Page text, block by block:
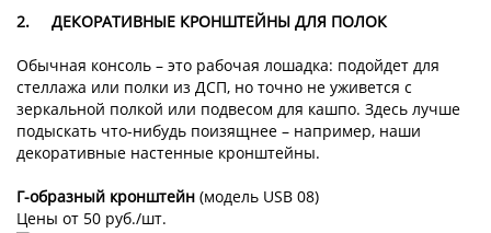
2. ДЕКОРАТИВНЫЕ КРОНШТЕЙНЫ ДЛЯ ПОЛОК
Обычная консоль – это рабочая лошадка: подойдет для
стеллажа или полки из ДСП, но точно не уживется с
зеркальной полкой или подвесом для кашпо. Здесь лучше
подыскать что-нибудь поизящнее – например, наши
декоративные настенные кронштейны.
Г-образный кронштейн (модель USB 08)
Цены от 50 руб./шт.